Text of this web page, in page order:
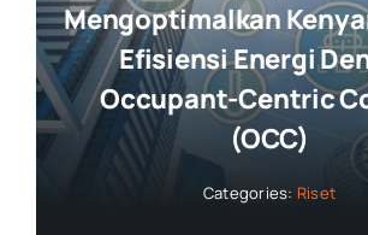
Mengoptimalkan
Efisiensi Energi
Occupant-Centric
(OCC)
Categories: Riset